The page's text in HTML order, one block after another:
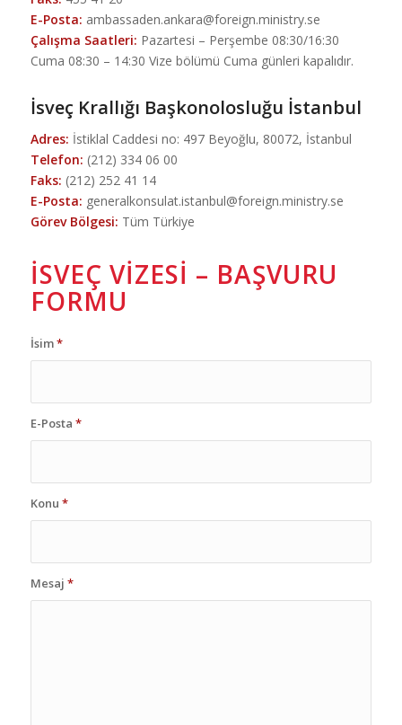
E-Posta: ambassaden.ankara@foreign.ministry.se
Çalışma Saatleri: Pazartesi – Perşembe 08:30/16:30
Cuma 08:30 – 14:30 Vize bölümü Cuma günleri kapalıdır.
İsveç Krallığı Başkonolosluğu İstanbul
Adres: İstiklal Caddesi no: 497 Beyoğlu, 80072, İstanbul
Telefon: (212) 334 06 00
Faks: (212) 252 41 14
E-Posta: generalkonsulat.istanbul@foreign.ministry.se
Görev Bölgesi: Tüm Türkiye
İSVEÇ VIZESI – BAŞVURU
FORMU
İsim*
E-Posta *
Konu *
Mesaj *